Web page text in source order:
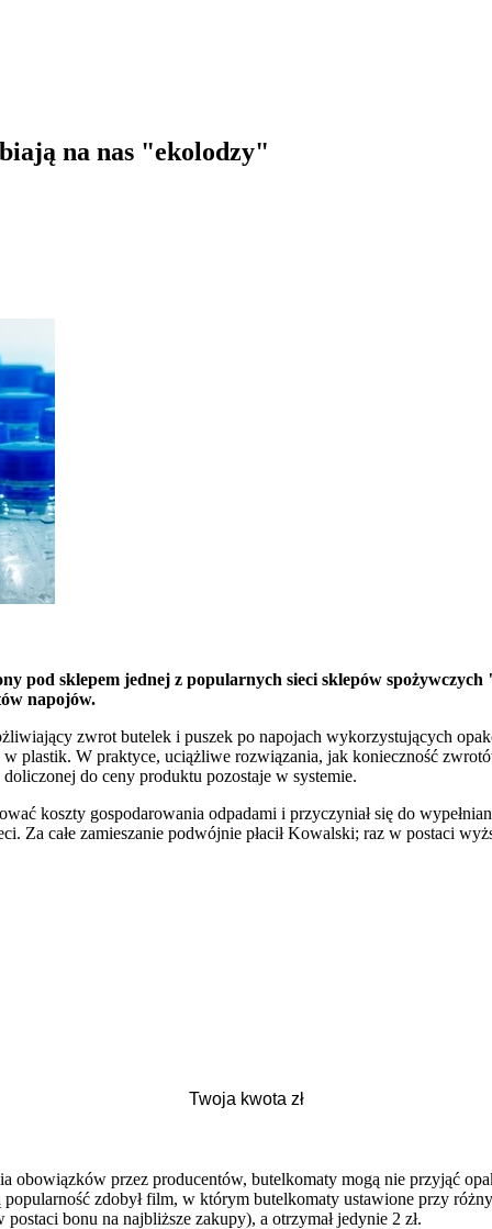
na nas "ekolodzy"
pod sklepem jednej z popularnych sieci sklepów
napojów.
zwrot butelek i puszek po napojach wykorzystujących
plastik. W praktyce, uciążliwe rozwiązania, jak konieczność
do ceny produktu pozostaje w systemie.
koszty gospodarowania odpadami i przyczyniał się do
Za całe zamieszanie podwójnie płacił Kowalski; raz w postaci
obowiązków przez producentów, butelkomaty mogą nie przyjąć
zdobył film, w którym butelkomaty ustawione przy
bonu na najbliższe zakupy), a otrzymał jedynie 2 zł.